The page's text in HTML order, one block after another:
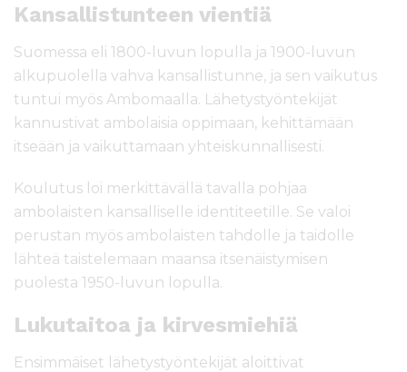
Kansallistunteen vientiä
Suomessa eli 1800-luvun lopulla ja 1900-luvun
alkupuolella vahva kansallistunne, ja sen vaikutus
tuntui myös Ambomaalla. Lähetystyöntekijät
kannustivat ambolaisia oppimaan, kehittämään
itseään ja vaikuttamaan yhteiskunnallisesti.
Koulutus loi merkittävällä tavalla pohjaa
ambolaisten kansalliselle identiteetille. Se valoi
perustan myös ambolaisten tahdolle ja taidolle
lähteä taistelemaan maansa itsenäistymisen
puolesta 1950-luvun lopulla.
Lukutaitoa ja kirvesmiehiä
Ensimmäiset lähetystyöntekijät aloittivat